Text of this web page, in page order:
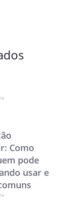
Como
pode
usar e